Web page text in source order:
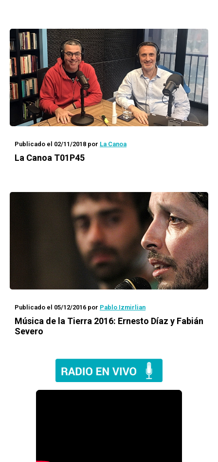
Publicado el 02/11/2018 por La Canoa
La Canoa T01P45
Publicado el 05/12/2016 por Pablo Izmirlian
Música de la Tierra 2016: Ernesto Díaz y Fabián
Severo